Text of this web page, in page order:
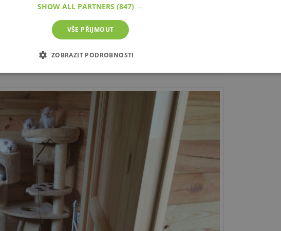
SHOW ALL PARTNERS (847) →
VŠE PŘIJMOUT
ZOBRAZIT PODROBNOSTI
VÝKONOVÉ SOUBORY SOUBORY CÍLENÍ FUNKČNÍ SOUBORY
soubory Výkonové soubory Soubory cílení Funkční soubory
základní funkce webových stránek, jako je přihlášení uživatele a správa účtu. Webové stránky nelze
správně používat.
8
Cookie generovaný aplikacemi založenými na jazyce PHP. Toto je univerzální identifikátor
používaný k udržování proměnných relací uživatelů. Obvykle se jedná o náhodně vygenerované
číslo, jeho použití může být specifické pro daný web, ale dobrým příkladem je udržování
přihlášeného stavu uživatele mezi stránkami.